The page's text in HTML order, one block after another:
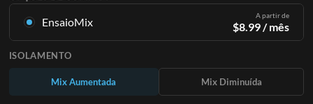
EnsaioMix A partir de
$8.99/ mês
todas as 12 tonalidades com mixagens Up e Minus para cada
parte mais a música original.
ISOLAMENTO
Mix Aumentada Mix Diminuída